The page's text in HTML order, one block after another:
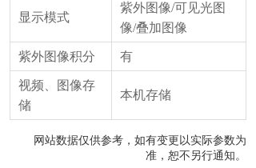
显示模式
紫外图像/可见光图
像/叠加图像
紫外图像积分 有
视频、图像存
储
本机存储
网站数据仅供参考，如有变更以实际参数为
准，恕不另行通知。